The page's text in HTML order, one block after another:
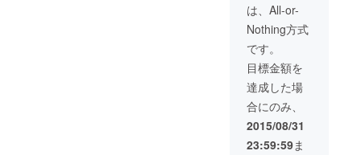
ります。 ２回目
発送分からは
ショップOPEN
後の通常bonjour
boxとなりま
す。
は、All-or-
Nothing方式
です。
目標金額を
達成した場
合にのみ、
2015/08/31
23:59:59ま